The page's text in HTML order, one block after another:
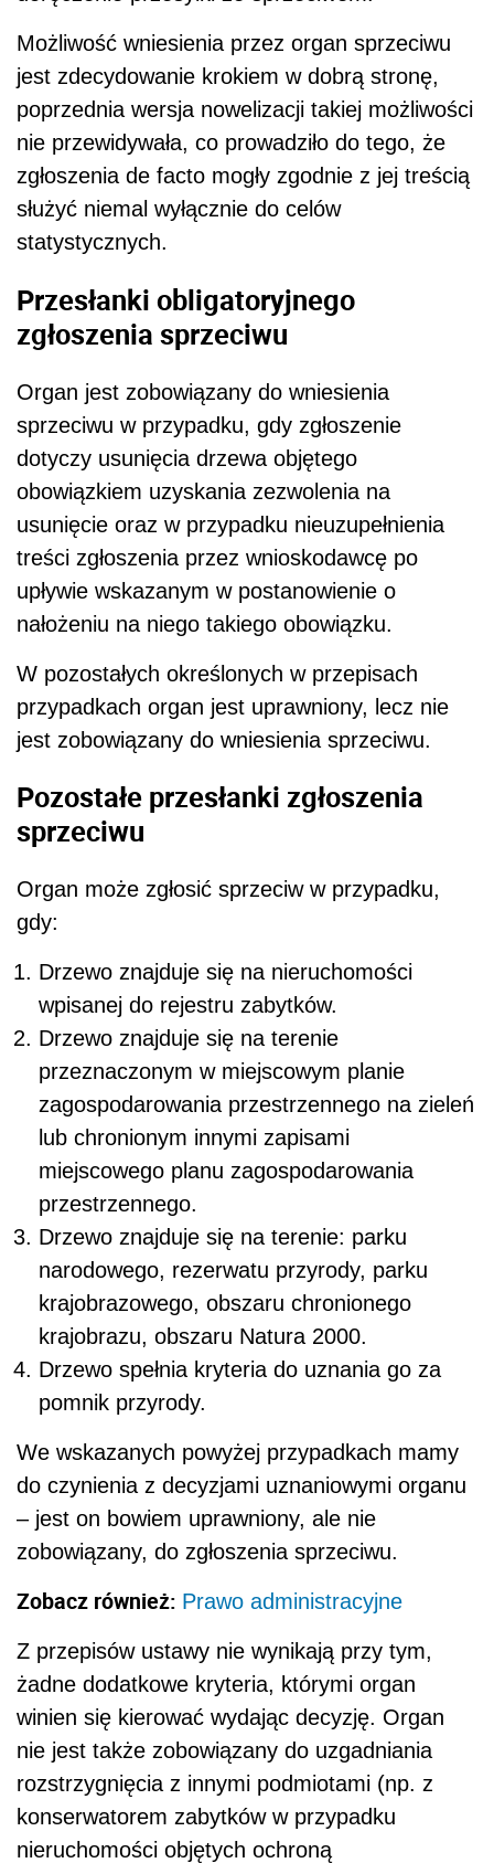
Możliwość wniesienia przez organ sprzeciwu
jest zdecydowanie krokiem w dobrą stronę,
poprzednia wersja nowelizacji takiej możliwości
nie przewidywała, co prowadziło do tego, że
zgłoszenia de facto mogły zgodnie z jej treścią
służyć niemal wyłącznie do celów
statystycznych.
Przesłanki obligatoryjnego
zgłoszenia sprzeciwu
Organ jest zobowiązany do wniesienia
sprzeciwu w przypadku, gdy zgłoszenie
dotyczy usunięcia drzewa objętego
obowiązkiem uzyskania zezwolenia na
usunięcie oraz w przypadku nieuzupełnienia
treści zgłoszenia przez wnioskodawcę po
upływie wskazanym w postanowienie o
nałożeniu na niego takiego obowiązku.
W pozostałych określonych w przepisach
przypadkach organ jest uprawniony, lecz nie
jest zobowiązany do wniesienia sprzeciwu.
Pozostałe przesłanki zgłoszenia
sprzeciwu
Organ może zgłosić sprzeciw w przypadku,
gdy:
Drzewo znajduje się na nieruchomości
wpisanej do rejestru zabytków.
Drzewo znajduje się na terenie
przeznaczonym w miejscowym planie
zagospodarowania przestrzennego na zieleń
lub chronionym innymi zapisami
miejscowego planu zagospodarowania
przestrzennego.
Drzewo znajduje się na terenie: parku
narodowego, rezerwatu przyrody, parku
krajobrazowego, obszaru chronionego
krajobrazu, obszaru Natura 2000.
Drzewo spełnia kryteria do uznania go za
pomnik przyrody.
We wskazanych powyżej przypadkach mamy
do czynienia z decyzjami uznaniowymi organu
– jest on bowiem uprawniony, ale nie
zobowiązany, do zgłoszenia sprzeciwu.
Zobacz również: Prawo administracyjne
Z przepisów ustawy nie wynikają przy tym,
żadne dodatkowe kryteria, którymi organ
winien się kierować wydając decyzję. Organ
nie jest także zobowiązany do uzgadniania
rozstrzygnięcia z innymi podmiotami (np. z
konserwatorem zabytków w przypadku
nieruchomości objętych ochroną